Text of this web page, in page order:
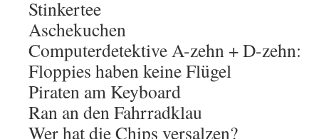
Stinkertee
Aschekuchen
Computerdetektive A-zehn + D-zehn:
Floppies haben keine Flügel
Piraten am Keyboard
Ran an den Fahrradklau
Wer hat die Chips versalzen?